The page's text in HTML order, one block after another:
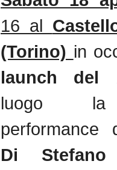
16 al
(Torino) in
launch del
luogo la
performance
Di